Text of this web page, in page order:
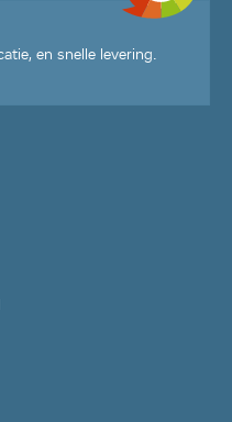
en snelle levering.